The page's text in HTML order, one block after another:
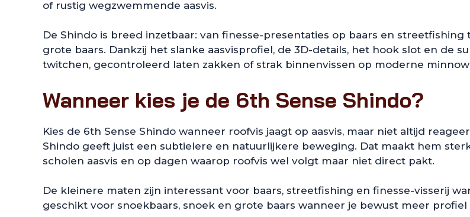
of rustig wegzwemmende aasvis.
De Shindo is breed inzetbaar: van finesse-presentaties op baars en
grote baars. Dankzij het slanke aasvisprofiel, de 3D-details, het hook slot en de
twitchen, gecontroleerd laten zakken of strak binnenvissen op moderne
Wanneer kies je de 6th Sense Shindo?
Kies de 6th Sense Shindo wanneer roofvis jaagt op aasvis, maar niet altijd
Shindo geeft juist een subtielere en natuurlijkere beweging. Dat maakt hem
scholen aasvis en op dagen waarop roofvis wel volgt maar niet direct pakt.
De kleinere maten zijn interessant voor baars, streetfishing en finesse-visserij
geschikt voor snoekbaars, snoek en grote baars wanneer je bewust meer